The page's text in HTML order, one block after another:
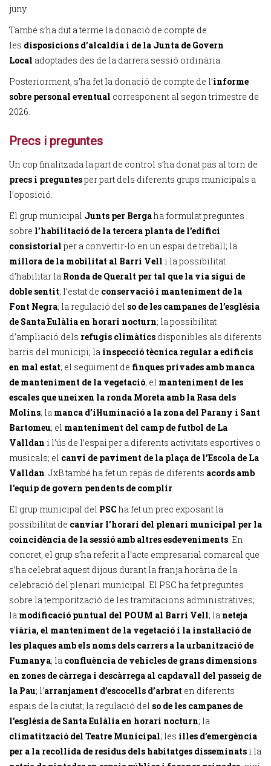
juny.
També s’ha dut a terme la donació de compte de
les disposicions d’alcaldia i de la Junta de Govern
Local adoptades des de la darrera sessió ordinària.
Posteriorment, s’ha fet la donació de compte de l’informe
sobre personal eventual corresponent al segon trimestre de
2026.
Precs i preguntes
Un cop finalitzada la part de control s’ha donat pas al torn de
precs i preguntesper part dels diferents grups municipals a
l’oposició.
El grup municipal Junts per Bergaha formulat preguntes
sobre l’habilitació de la tercera planta de l’edifici
consistorial per a convertir-lo en un espai de treball; la
millora de la mobilitat al Barri Vell i la possibilitat
d’habilitar la Ronda de Queralt per tal que la via sigui de
doble sentit; l’estat de conservació i manteniment de la
Font Negra; la regulació del so de les campanes de l’església
de Santa Eulàlia en horari nocturn; la possibilitat
d’ampliació dels refugis climàtics disponibles als diferents
barris del municipi; lainspecció tècnica regular a edificis
en mal estat; el seguiment de finques privades amb manca
de manteniment de la vegetació; el manteniment de les
escales que uneixen la ronda Moreta amb la Rasa dels
Molins; la manca d’il·luminació a la zona del Parany i Sant
Bartomeu; el manteniment del camp de futbol de La
Valldan i l’ús de l’espai per a diferents activitats esportives o
musicals; el canvi de paviment de la plaça de l’Escola de La
Valldan. JxB també ha fet un repàs de diferents acords amb
l’equip de govern pendents de complir.
El grup municipal del PSC ha fet un prec exposant la
possibilitat de canviar l’horari del plenari municipal per la
coincidència de la sessió amb altres esdeveniments. En
concret, el grup s’ha referit a l’acte empresarial comarcal que
s’ha celebrat aquest dijous durant la franja horària de la
celebració del plenari municipal. El PSC ha fet preguntes
sobre la temporització de les tramitacions administratives;
la modificació puntual del POUM al Barri Vell; la neteja
viària, el manteniment de la vegetació i la instal·lació de
les plaques amb els noms dels carrers a la urbanització de
Fumanya; la confluència de vehicles de grans dimensions
en zones de càrrega i descàrrega al capdavall del passeig de
la Pau; l’arranjament d’escocells d’arbrat en diferents
espais de la ciutat; la regulació del so de les campanes de
l’església de Santa Eulàlia en horari nocturn; la
climatització del Teatre Municipal; les illes d’emergència
per a la recollida de residus dels habitatges disseminats i la